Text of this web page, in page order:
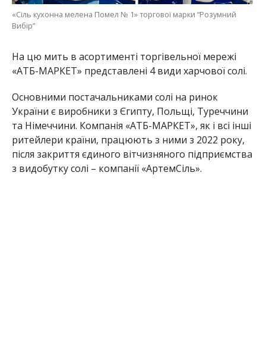
«Сіль кухонна мелена Помел № 1» торгової марки “Розумний
Вибір”
На цю мить в асортименті торгівельної мережі
«АТБ-МАРКЕТ» представлені 4 види харчової солі.
Основними постачальниками солі на ринок
України є виробники з Єгипту, Польщі, Туреччини
та Німеччини. Компанія «АТБ-МАРКЕТ», як і всі інші
ритейлери країни, працюють з ними з 2022 року,
після закриття єдиного вітчизняного підприємства
з видобутку солі – компанії «АртемСіль».